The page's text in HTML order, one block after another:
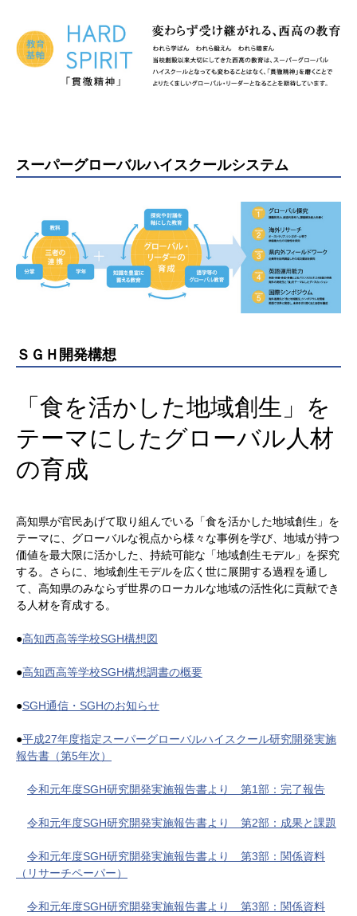
スーパーグローバルハイスクールシステム
ＳＧＨ開発構想
「食を活かした地域創生」を
テーマにしたグローバル人材
の育成
高知県が官民あげて取り組んでいる「食を活かした地域創生」を
テーマに、グローバルな視点から様々な事例を学び、地域が持つ
価値を最大限に活かした、持続可能な「地域創生モデル」を探究
する。さらに、地域創生モデルを広く世に展開する過程を通し
て、高知県のみならず世界のローカルな地域の活性化に貢献でき
る人材を育成する。
●高知西高等学校SGH構想図
●高知西高等学校SGH構想調書の概要
●SGH通信・SGHのお知らせ
●平成27年度指定スーパーグローバルハイスクール研究開発実施
報告書（第5年次）
令和元年度SGH研究開発実施報告書より 第1部：完了報告
令和元年度SGH研究開発実施報告書より 第2部：成果と課題
令和元年度SGH研究開発実施報告書より 第3部：関係資料
（リサーチペーパー）
令和元年度SGH研究開発実施報告書より 第3部：関係資料